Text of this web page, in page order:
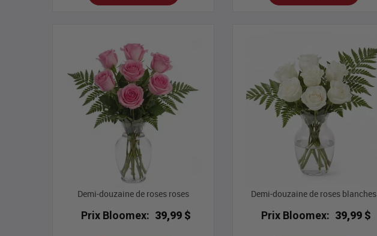
Demi-douzaine de roses roses
Prix Bloomex: 39,99 $
Demi-douzaine de roses blanches
Prix Bloomex: 39,99 $